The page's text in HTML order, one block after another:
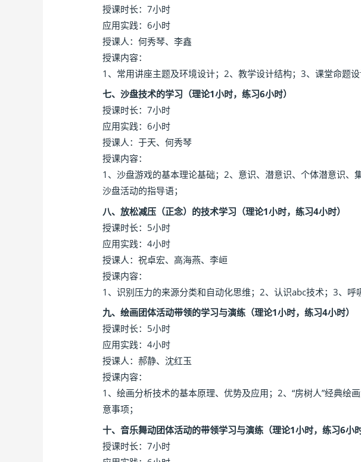
授课时长：7小时
应用实践：6小时
授课人：何秀琴、李鑫
授课内容：
1、常用讲座主题及环境设计；2、教学设计结构；3、课堂命题
七、沙盘技术的学习（理论1小时，练习6小时）
授课时长：7小时
应用实践：6小时
授课人：于天、何秀琴
授课内容：
1、沙盘游戏的基本理论基础；2、意识、潜意识、个体潜意识、
沙盘活动的指导语；
八、放松减压（正念）的技术学习（理论1小时，练习4小时）
授课时长：5小时
应用实践：4小时
授课人：祝卓宏、高海燕、李峘
授课内容：
1、识别压力的来源分类和自动化思维；2、认识abc技术；3、呼
九、绘画团体活动带领的学习与演练（理论1小时，练习4小时）
授课时长：5小时
应用实践：4小时
授课人：郝静、沈红玉
授课内容：
1、绘画分析技术的基本原理、优势及应用；2、“房树人”经典
意事项；
十、音乐舞动团体活动的带领学习与演练（理论1小时，练习6小时
授课时长：7小时